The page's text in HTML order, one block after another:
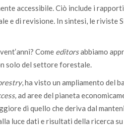
accessibile. Ciò include i
di revisione. In sintesi, le riviste
Come editorsabbiamo
solo del settore forestale.
, ha visto un ampliamento del
ad aree del pianeta
di quello che deriva dal
luce dati e risultati della ricerca